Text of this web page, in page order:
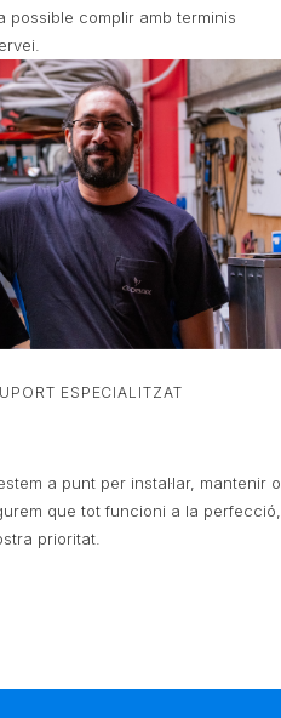
possible complir amb terminis
ESPECIALITZAT
a punt per instal·lar, mantenir o
que tot funcioni a la perfecció,
prioritat.